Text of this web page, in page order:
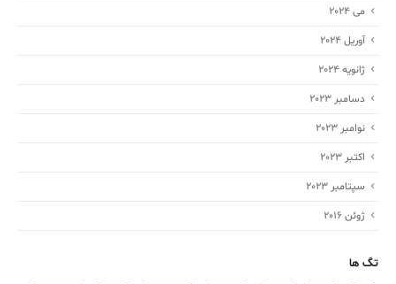
می 2024
آوریل 2024
ژانویه 2024
دسامبر 2023
نوامبر 2023
اکتبر 2023
سپتامبر 2023
ژوئن 2016
تگ ها